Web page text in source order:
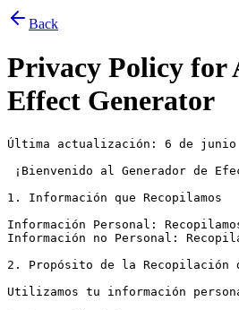
Back
Privacy Policy for
Effect Generator
Última actualización: 6 de junio
¡Bienvenido al Generador de
1. Información que Recopilamos
Información Personal:
Información no Personal:
2. Propósito de la Recopilación
Utilizamos tu información